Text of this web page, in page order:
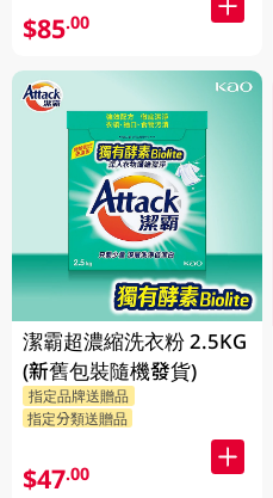
$85.00
潔霸超濃縮洗衣粉 2.5KG
(新舊包裝隨機發貨)
指定品牌送贈品
指定分類送贈品
$47.00